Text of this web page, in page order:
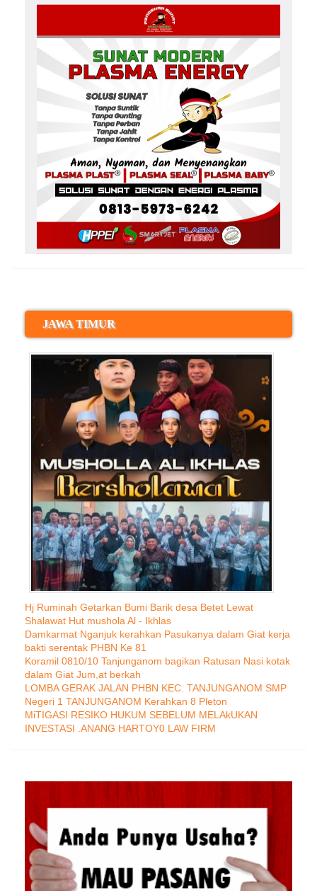
JAWA TIMUR
Hj Ruminah Getarkan Bumi Barik desa Betet Lewat
Shalawat Hut mushola Al - Ikhlas
Damkarmat Nganjuk kerahkan Pasukanya dalam Giat kerja
bakti serentak PHBN Ke 81
Koramil 0810/10 Tanjunganom bagikan Ratusan Nasi kotak
dalam Giat Jum,at berkah
LOMBA GERAK JALAN PHBN KEC. TANJUNGANOM SMP
Negeri 1 TANJUNGANOM Kerahkan 8 Pleton
MiTIGASI RESIKO HUKUM SEBELUM MELAkUKAN
INVESTASI .ANANG HARTOY0 LAW FIRM